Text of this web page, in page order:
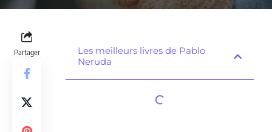
Partager
Les meilleurs livres de Pablo
Neruda